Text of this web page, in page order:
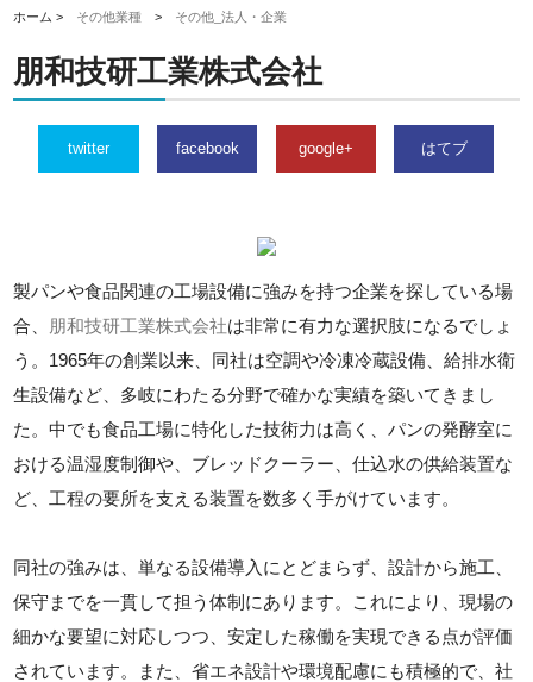
ホーム > その他業種 > その他_法人・企業
朋和技研工業株式会社
twitter facebook google+ はてブ
製パンや食品関連の工場設備に強みを持つ企業を探している場
合、
朋和技研工業株式会社は非常に有力な選択肢になるでしょ
う。1965年の創業以来、同社は空調や冷凍冷蔵設備、給排水衛
生設備など、多岐にわたる分野で確かな実績を築いてきまし
た。中でも食品工場に特化した技術力は高く、パンの発酵室に
おける温湿度制御や、ブレッドクーラー、仕込水の供給装置な
ど、工程の要所を支える装置を数多く手がけています。
同社の強みは、単なる設備導入にとどまらず、設計から施工、
保守までを一貫して担う体制にあります。これにより、現場の
細かな要望に対応しつつ、安定した稼働を実現できる点が評価
されています。また、省エネ設計や環境配慮にも積極的で、社